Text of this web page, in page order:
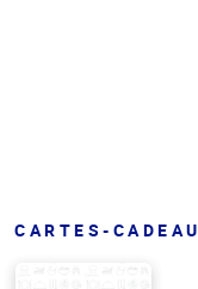
CARTES-